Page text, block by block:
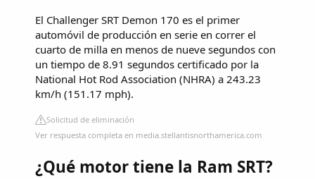
El Challenger SRT Demon 170 es el primer
automóvil de producción en serie en correr el
cuarto de milla en menos de nueve segundos con
un tiempo de 8.91 segundos certificado por la
National Hot Rod Association (NHRA) a 243.23
km/h (151.17 mph).
Solicitud de eliminación
Ver respuesta completa en media.stellantisnorthamerica.com
¿Qué motor tiene la Ram SRT?